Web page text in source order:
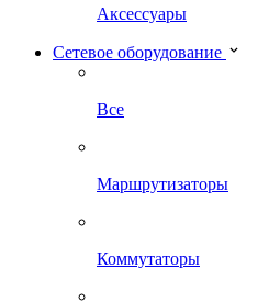
Аксессуары
Сетевое оборудование
Все
Маршрутизаторы
Коммутаторы